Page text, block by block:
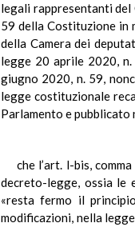
legali rappresentanti
59 della Costituzione in
della Camera dei
legge 20 aprile 2020,
giugno 2020, n. 59,
legge costituzionale
Parlamento e
che l’art. l-bis,
decreto-legge, ossia le
«resta fermo il
modificazioni, nella